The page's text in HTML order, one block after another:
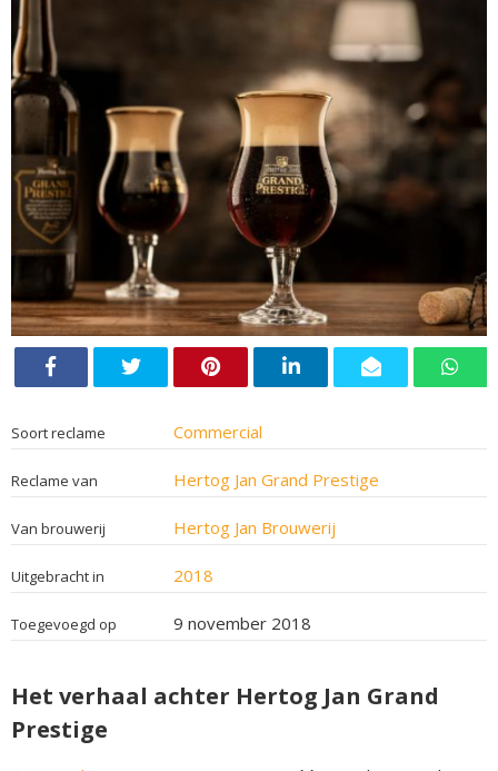
Soort reclame Commercial
Reclame van Hertog Jan Grand Prestige
Van brouwerij Hertog Jan Brouwerij
Uitgebracht in 2018
Toegevoegd op 9 november 2018
Het verhaal achter Hertog Jan Grand
Prestige